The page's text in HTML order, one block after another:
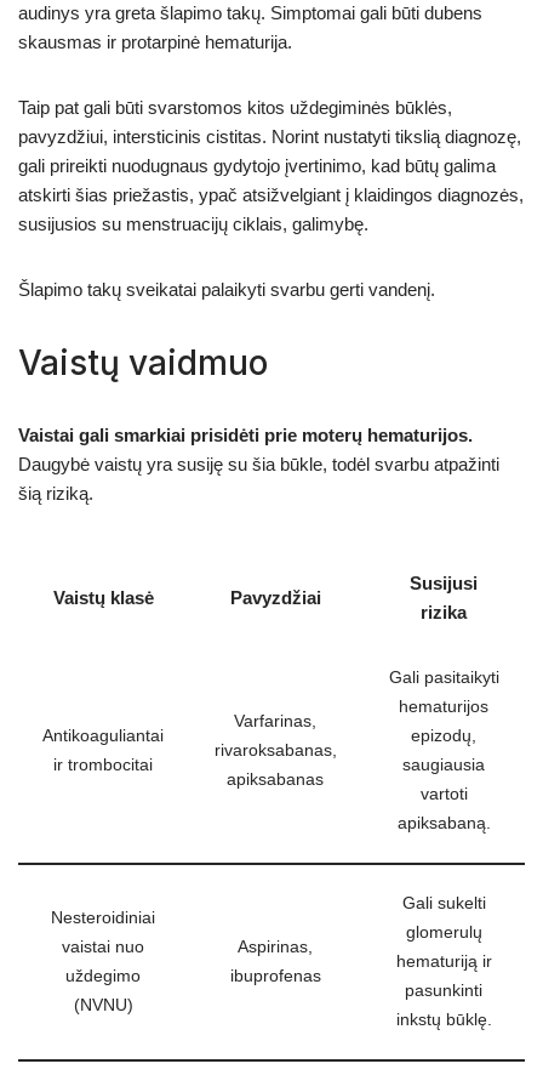
audinys yra greta šlapimo takų. Simptomai gali būti dubens
skausmas ir protarpinė hematurija.
Taip pat gali būti svarstomos kitos uždegiminės būklės,
pavyzdžiui, intersticinis cistitas. Norint nustatyti tikslią diagnozę,
gali prireikti nuodugnaus gydytojo įvertinimo, kad būtų galima
atskirti šias priežastis, ypač atsižvelgiant į klaidingos diagnozės,
susijusios su menstruacijų ciklais, galimybę.
Šlapimo takų sveikatai palaikyti svarbu gerti vandenį.
Vaistų vaidmuo
Vaistai gali smarkiai prisidėti prie moterų hematurijos.
Daugybė vaistų yra susiję su šia būkle, todėl svarbu atpažinti
šią riziką.
Vaistų klasė Pavyzdžiai
Susijusi
rizika
Antikoaguliantai
ir trombocitai
Varfarinas,
rivaroksabanas,
apiksabanas
Gali pasitaikyti
hematurijos
epizodų,
saugiausia
vartoti
apiksabaną.
Nesteroidiniai
vaistai nuo
uždegimo
(NVNU)
Aspirinas,
ibuprofenas
Gali sukelti
glomerulų
hematuriją ir
pasunkinti
inkstų būklę.